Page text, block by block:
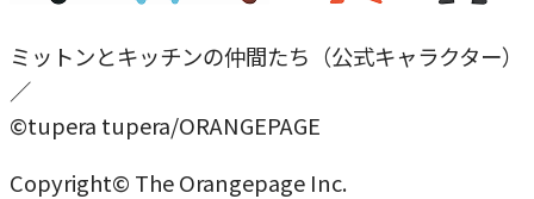
ミットンとキッチンの仲間たち（公式キャラクター）
／
©tupera tupera/ORANGEPAGE
Copyright© The Orangepage Inc.